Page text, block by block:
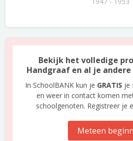
Bekijk het volledige
Handgraaf en al je
In SchoolBANK kun je GRATIS je
en weer in contact komen
schoolgenoten. Registreer je
Meteen